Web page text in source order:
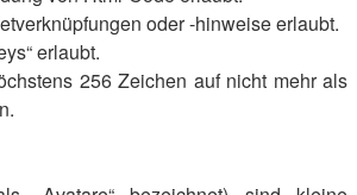
oder -hinweise erlaubt.
erlaubt.
256 Zeichen auf nicht mehr als